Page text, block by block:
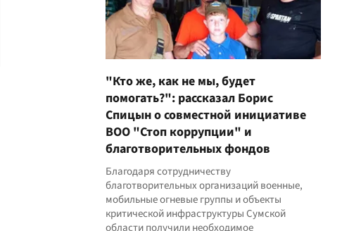
"Кто же, как не мы, будет
помогать?": рассказал Борис
Спицын о совместной инициативе
ВОО "Стоп коррупции" и
благотворительных фондов
Благодаря сотрудничеству
благотворительных организаций военные,
мобильные огневые группы и объекты
критической инфраструктуры Сумской
области получили необходимое